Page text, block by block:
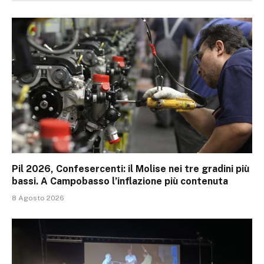
Pil 2026, Confesercenti: il Molise nei tre gradini più
bassi. A Campobasso l’inflazione più contenuta
8 Agosto 2026